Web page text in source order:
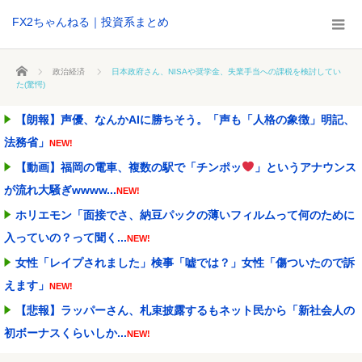
FX2ちゃんねる｜投資系まとめ
ホーム 政治経済
日本政府さん、NISAや奨学金、失業手当への課税を検討してい
た(驚愕)
【朗報】声優、なんかAIに勝ちそう。「声も「人格の象徴」明記、
法務省」 NEW!
【動画】福岡の電車、複数の駅で「チンポッ
」というアナウンス
が流れ大騒ぎwwww...NEW!
ホリエモン「面接でさ、納豆パックの薄いフィルムって何のために
入っていの？って聞く...NEW!
女性「レイプされました」検事「嘘では？」女性「傷ついたので訴
えます」 NEW!
【悲報】ラッパーさん、札束披露するもネット民から「新社会人の
初ボーナスくらいしか...NEW!